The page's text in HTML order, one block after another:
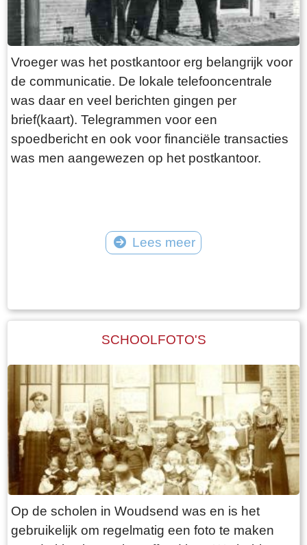
Vroeger was het postkantoor erg belangrijk voor
de communicatie. De lokale telefooncentrale
was daar en veel berichten gingen per
brief(kaart). Telegrammen voor een
spoedbericht en ook voor financiële transacties
was men aangewezen op het postkantoor.
Lees meer
SCHOOLFOTO'S
Op de scholen in Woudsend was en is het
gebruikelijk om regelmatig een foto te maken